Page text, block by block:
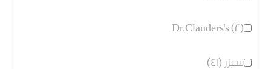
Dr.Clauders's (2)
سيزر (41)